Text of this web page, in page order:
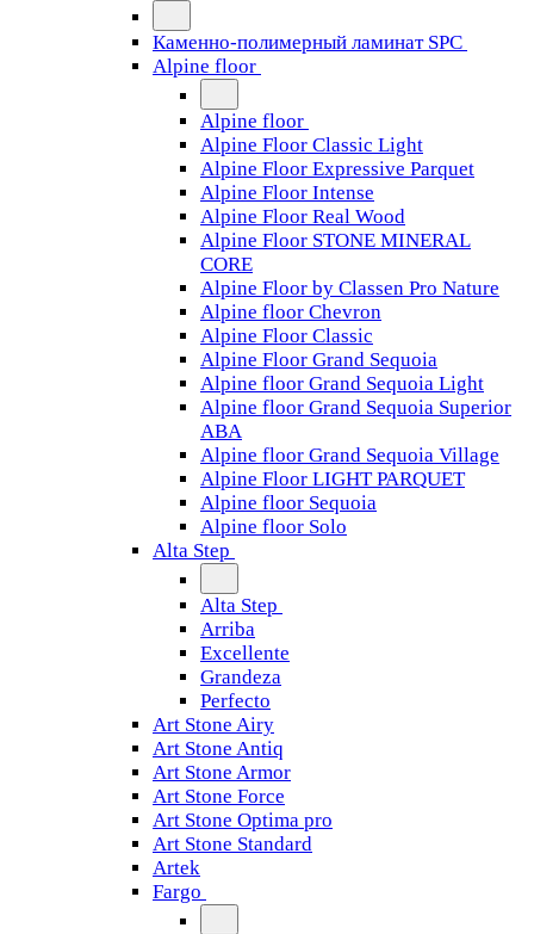
Каменно-полимерный ламинат SPC
Alpine floor
Alpine floor
Alpine Floor Classic Light
Alpine Floor Expressive Parquet
Alpine Floor Intense
Alpine Floor Real Wood
Alpine Floor STONE MINERAL
CORE
Alpine Floor by Classen Pro Nature
Alpine floor Chevron
Alpine Floor Classic
Alpine Floor Grand Sequoia
Alpine floor Grand Sequoia Light
Alpine floor Grand Sequoia Superior
ABA
Alpine floor Grand Sequoia Village
Alpine Floor LIGHT PARQUET
Alpine floor Sequoia
Alpine floor Solo
Alta Step
Alta Step
Arriba
Excellente
Grandeza
Perfecto
Art Stone Airy
Art Stone Antiq
Art Stone Armor
Art Stone Force
Art Stone Optima pro
Art Stone Standard
Artek
Fargo